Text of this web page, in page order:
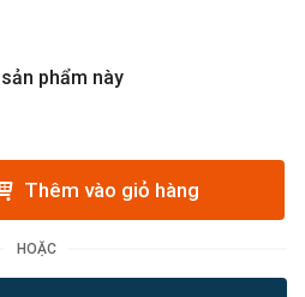
phẩm này
Thêm vào giỏ hàng
HOẶC